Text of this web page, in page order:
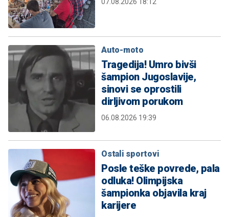
Auto-moto
Tragedija! Umro bivši
šampion Jugoslavije,
sinovi se oprostili
dirljivom porukom
06.08.2026 19:39
Ostali sportovi
Posle teške povrede, pala
odluka! Olimpijska
šampionka objavila kraj
karijere